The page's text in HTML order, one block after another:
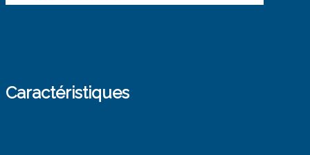
Caractéristiques